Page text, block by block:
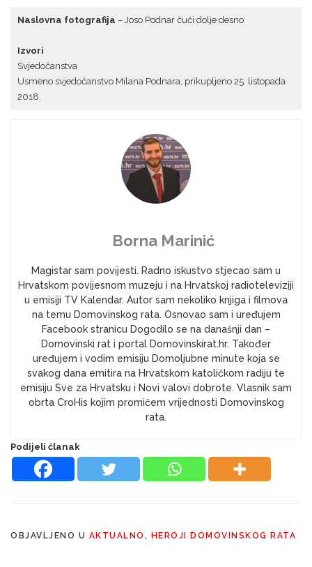
Naslovna fotografija – Joso Podnar čuči dolje desno
Izvori
Svjedočanstva
Usmeno svjedočanstvo Milana Podnara, prikupljeno 25. listopada
2018.
Borna Marinić
Magistar sam povijesti. Radno iskustvo stjecao sam u
Hrvatskom povijesnom muzeju i na Hrvatskoj radioteleviziji
u emisiji TV Kalendar. Autor sam nekoliko knjiga i filmova
na temu Domovinskog rata. Osnovao sam i uređujem
Facebook stranicu Dogodilo se na današnji dan –
Domovinski rat i portal Domovinskirat.hr. Također
uređujem i vodim emisiju Domoljubne minute koja se
svakog dana emitira na Hrvatskom katoličkom radiju te
emisiju Sve za Hrvatsku i Novi valovi dobrote. Vlasnik sam
obrta CroHis kojim promičem vrijednosti Domovinskog
rata.
Podijeli članak
OBJAVLJENO U AKTUALNO , HEROJI DOMOVINSKOG RATA